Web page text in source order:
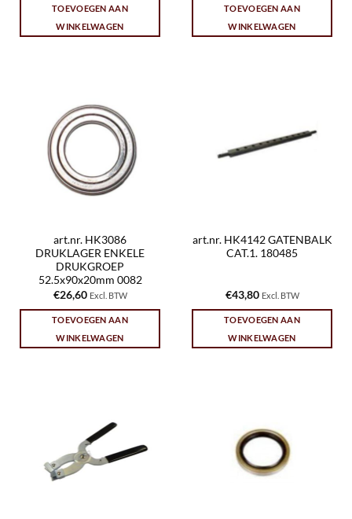
TOEVOEGEN AAN
WINKELWAGEN
TOEVOEGEN AAN
WINKELWAGEN
art.nr. HK3086
DRUKLAGER ENKELE
DRUKGROEP
52.5x90x20mm 0082
€26,60 Excl. BTW
TOEVOEGEN AAN
WINKELWAGEN
art.nr. HK4142 GATENBALK
CAT.1. 180485
€43,80 Excl. BTW
TOEVOEGEN AAN
WINKELWAGEN